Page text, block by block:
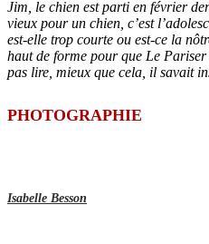
Jim, le chien est parti en février
vieux pour un chien, c’est
est-elle trop courte ou est-ce la
haut de forme pour que Le
pas lire, mieux que cela, il savait
PHOTOGRAPHIE
Isabelle Besson